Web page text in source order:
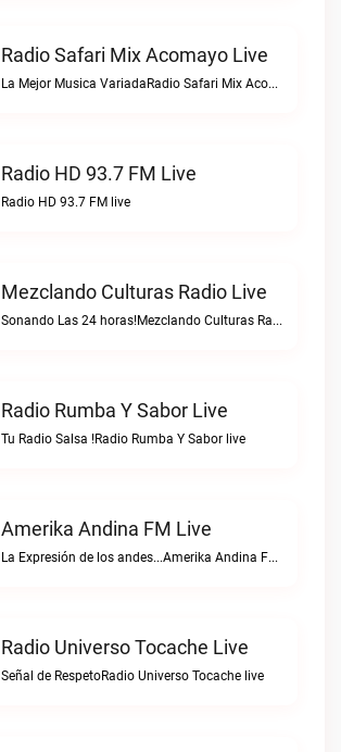
Radio Safari Mix Acomayo Live
La Mejor Musica VariadaRadio Safari Mix Acomayo live
Radio HD 93.7 FM Live
Radio HD 93.7 FM live
Mezclando Culturas Radio Live
Sonando Las 24 horas!Mezclando Culturas Radio live
Radio Rumba Y Sabor Live
Tu Radio Salsa !Radio Rumba Y Sabor live
Amerika Andina FM Live
La Expresión de los andes...Amerika Andina FM live
Radio Universo Tocache Live
Señal de RespetoRadio Universo Tocache live